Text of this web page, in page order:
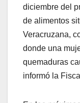
diciembre del
de alimentos
Veracruzana,
donde una
quemaduras
informó la